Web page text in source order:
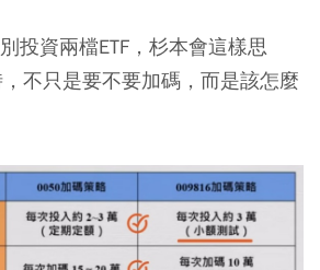
投資兩檔ETF，杉本會這樣思
不只是要不要加碼，而是該怎麼